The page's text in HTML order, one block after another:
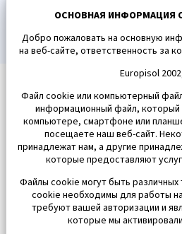
ОСНОВНАЯ ИНФОРМАЦИЯ О
Добро пожаловать на основную
на веб-сайте, ответственность за
Europisol
Файл cookie или компьютерный
информационный файл, который
компьютере, смартфоне или
посещаете наш веб-сайт.
принадлежат нам, а другие
которые предоставляют
Файлы cookie могут быть различных
cookie необходимы для работы
требуют вашей авторизации и
которые мы